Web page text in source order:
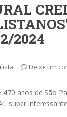
2024
Deixe um
anos de São
super